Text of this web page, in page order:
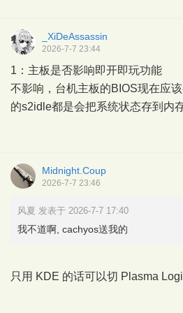
_XiDeAssassin
2026-7-7 23:44
1：主板是否影响即开即玩功能
不影响，台机主板的BIOS现在应
的s2idle都是会把系统状态存到内
Midnight.Coup
2026-7-7 23:46
风夏 发表于 2026-7-7 17:40
我不道啊, cachyos送我的
只用 KDE 的话可以切 Plasma